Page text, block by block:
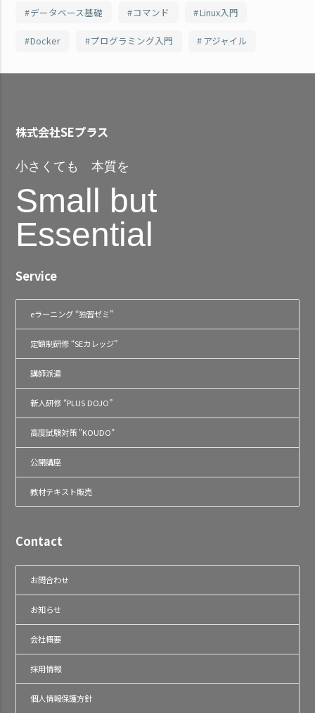
データベース基礎 コマンド Linux入門
Docker プログラミング入門 アジャイル
株式会社SEプラス
小さくても 本質を
Small but
Essential
Service
eラーニング “独習ゼミ”
定額制研修 “SEカレッジ”
講師派遣
新人研修 “PLUS DOJO”
高度試験対策 "KOUDO"
公開講座
教材テキスト販売
Contact
お問合わせ
お知らせ
会社概要
採用情報
個人情報保護方針